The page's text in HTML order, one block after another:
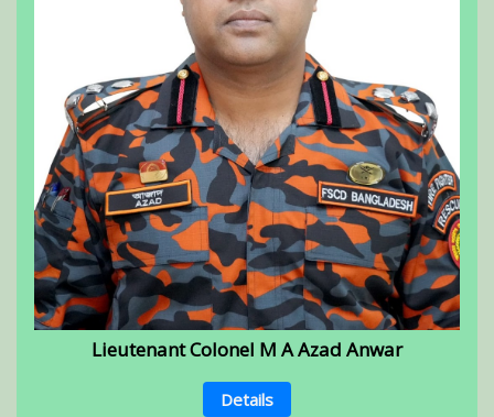
Lieutenant Colonel M A Azad Anwar
Details